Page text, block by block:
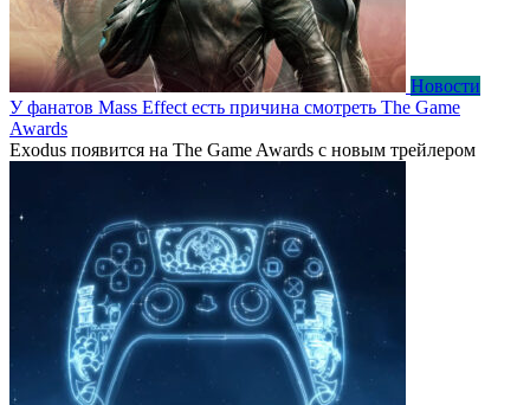
Новости
У фанатов Mass Effect есть причина смотреть The Game
Awards
Exodus появится на The Game Awards с новым трейлером